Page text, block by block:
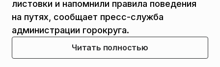
листовки и напомнили правила поведения
на путях, сообщает пресс-служба
администрации горокруга.
Читать полностью